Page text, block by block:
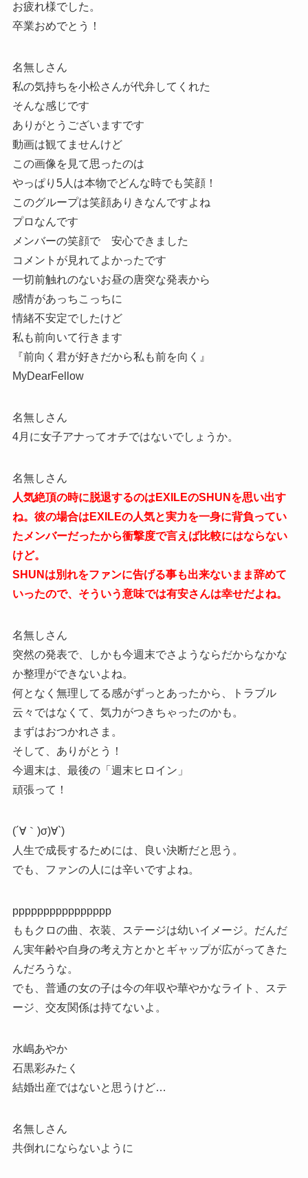
お疲れ様でした。
卒業おめでとう！
名無しさん
私の気持ちを小松さんが代弁してくれた
そんな感じです
ありがとうございますです
動画は観てませんけど
この画像を見て思ったのは
やっぱり5人は本物でどんな時でも笑顔！
このグループは笑顔ありきなんですよね
プロなんです
メンバーの笑顔で 安心できました
コメントが見れてよかったです
一切前触れのないお昼の唐突な発表から
感情があっちこっちに
情緒不安定でしたけど
私も前向いて行きます
『前向く君が好きだから私も前を向く』
MyDearFellow
名無しさん
4月に女子アナってオチではないでしょうか。
名無しさん
人気絶頂の時に脱退するのはEXILEのSHUNを思い出す
ね。彼の場合はEXILEの人気と実力を一身に背負ってい
たメンバーだったから衝撃度で言えば比較にはならない
けど。
SHUNは別れをファンに告げる事も出来ないまま辞めて
いったので、そういう意味では有安さんは幸せだよね。
名無しさん
突然の発表で、しかも今週末でさようならだからなかな
か整理ができないよね。
何となく無理してる感がずっとあったから、トラブル
云々ではなくて、気力がつきちゃったのかも。
まずはおつかれさま。
そして、ありがとう！
今週末は、最後の「週末ヒロイン」
頑張って！
(´∀｀)σ)∀`)
人生で成長するためには、良い決断だと思う。
でも、ファンの人には辛いですよね。
pppppppppppppppp
ももクロの曲、衣装、ステージは幼いイメージ。だんだ
ん実年齢や自身の考え方とかとギャップが広がってきた
んだろうな。
でも、普通の女の子は今の年収や華やかなライト、ステ
ージ、交友関係は持てないよ。
水嶋あやか
石黒彩みたく
結婚出産ではないと思うけど…
名無しさん
共倒れにならないように